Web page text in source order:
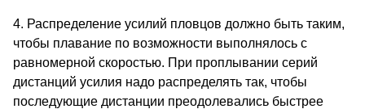
4. Распределение усилий пловцов должно быть таким,
чтобы плавание по возможности выполнялось с
равномерной скоростью. При проплывании серий
дистанций усилия надо распределять так, чтобы
последующие дистанции преодолевались быстрее